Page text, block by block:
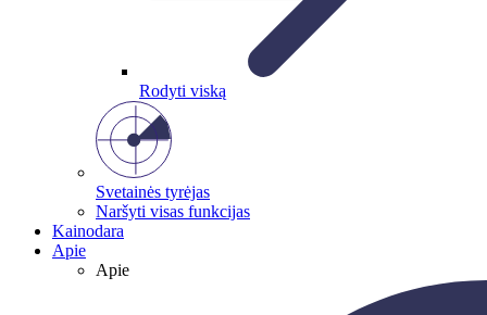
Rodyti viską
Svetainės tyrėjas
Naršyti visas funkcijas
Kainodara
Apie
Apie